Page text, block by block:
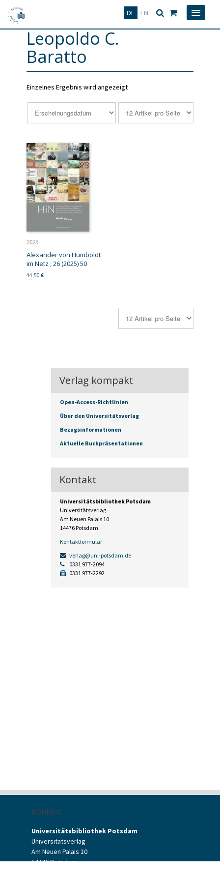
DE EN
Deutsch
Leopoldo C.
Baratto
Einzelnes Ergebnis wird angezeigt
2025
Alexander von Humboldt
im Netz ; 26 (2025) 50
44,50 €
Verlag kompakt
Open-Access-Richtlinien
Über den Universitätsverlag
Bezugsinformationen
Aktuelle Buchpräsentationen
Kontakt
Universitätsbibliothek Potsdam
Universitätsverlag
Am Neuen Palais 10
14476 Potsdam
Kontaktformular
verlag@uni-potsdam.de
0331 977-2094
0331 977-2292
Kontakt
Universitätsbibliothek Potsdam
Universitätsverlag
Am Neuen Palais 10
14476 Potsdam